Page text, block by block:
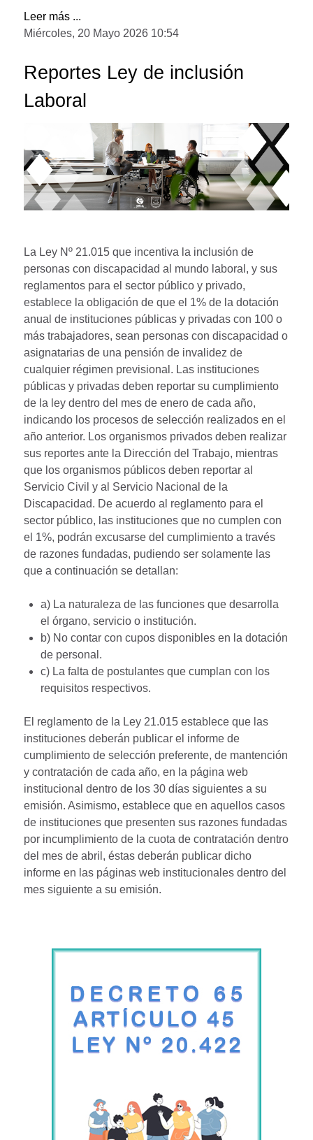
Leer más ...
Miércoles, 20 Mayo 2026 10:54
Reportes Ley de inclusión
Laboral
La Ley Nº 21.015 que incentiva la inclusión de
personas con discapacidad al mundo laboral, y sus
reglamentos para el sector público y privado,
establece la obligación de que el 1% de la dotación
anual de instituciones públicas y privadas con 100 o
más trabajadores, sean personas con discapacidad o
asignatarias de una pensión de invalidez de
cualquier régimen previsional. Las instituciones
públicas y privadas deben reportar su cumplimiento
de la ley dentro del mes de enero de cada año,
indicando los procesos de selección realizados en el
año anterior. Los organismos privados deben realizar
sus reportes ante la Dirección del Trabajo, mientras
que los organismos públicos deben reportar al
Servicio Civil y al Servicio Nacional de la
Discapacidad. De acuerdo al reglamento para el
sector público, las instituciones que no cumplen con
el 1%, podrán excusarse del cumplimiento a través
de razones fundadas, pudiendo ser solamente las
que a continuación se detallan:
a) La naturaleza de las funciones que desarrolla
el órgano, servicio o institución.
b) No contar con cupos disponibles en la dotación
de personal.
c) La falta de postulantes que cumplan con los
requisitos respectivos.
El reglamento de la Ley 21.015 establece que las
instituciones deberán publicar el informe de
cumplimiento de selección preferente, de mantención
y contratación de cada año, en la página web
institucional dentro de los 30 días siguientes a su
emisión. Asimismo, establece que en aquellos casos
de instituciones que presenten sus razones fundadas
por incumplimiento de la cuota de contratación dentro
del mes de abril, éstas deberán publicar dicho
informe en las páginas web institucionales dentro del
mes siguiente a su emisión.